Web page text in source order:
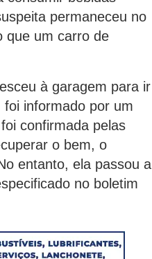
permaneceu no
que um carro de
à garagem para ir
informado por um
confirmada pelas
o bem, o
entanto, ela passou a
no boletim